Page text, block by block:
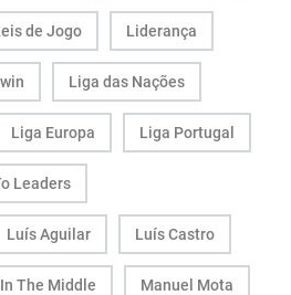
de Jogo Liderança
Liga das Nações
Liga Europa Liga Portugal
Leaders
Luís Aguilar Luís Castro
The Middle Manuel Mota